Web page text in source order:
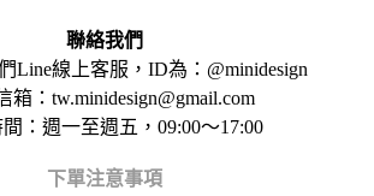
聯絡我們
Line線上客服，ID為：@minidesign
箱：tw.minidesign@gmail.com
：週一至週五，09:00～17:00
下單注意事項